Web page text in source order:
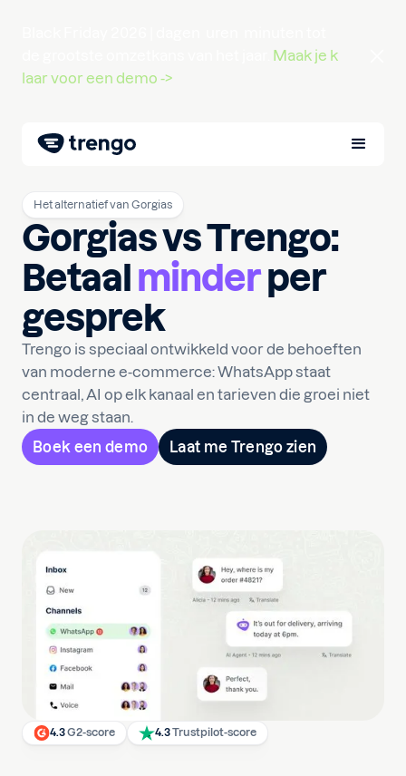
Maak je k
laar voor een demo ->
Het alternatief van Gorgias
Gorgias vs Trengo:
Betaal minderper
gesprek
Trengo is speciaal ontwikkeld voor de behoeften
van moderne e-commerce: WhatsApp staat
centraal, AI op elk kanaal en tarieven die groei niet
in de weg staan.
Boek een demo
Laat me Trengo zien
4.3G2-score 4.3Trustpilot-score